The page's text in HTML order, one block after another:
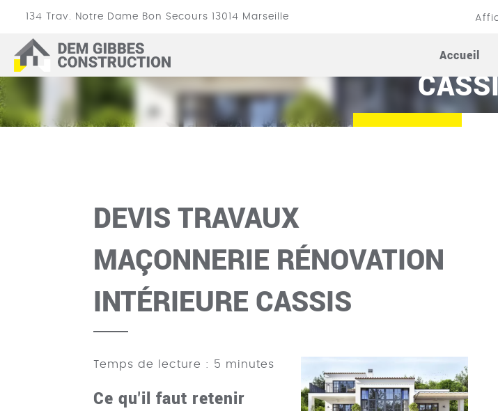
134 Trav. Notre Dame Bon Secours 13014 Marseille
GIBBES
CONSTRUCTION
Accueil
DEVIS TRAVAUX
Appelez-nous
DEVIS TRAVAUX
MAÇONNERIE RÉNOVATION
INTÉRIEURE CASSIS
Temps de lecture : 5 minutes
Ce qu'il faut retenir